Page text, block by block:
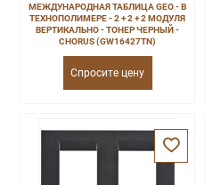
МЕЖДУНАРОДНАЯ ТАБЛИЦА GEO - В
ТЕХНОПОЛИМЕРЕ - 2 + 2 + 2 МОДУЛЯ
ВЕРТИКАЛЬНО - ТОНЕР ЧЕРНЫЙ -
CHORUS (GW16427TN)
Спросите цену